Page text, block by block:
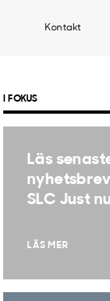
Kontakt
I FOKUS
Läs
SLC Just nu
LÄS MER